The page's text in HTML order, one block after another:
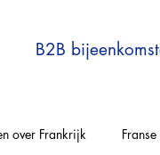
B2B
over Frankrijk